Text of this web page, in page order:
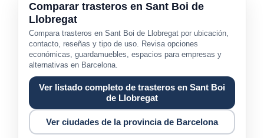
Comparar trasteros en Sant Boi de
Llobregat
Compara trasteros en Sant Boi de Llobregat por ubicación,
contacto, reseñas y tipo de uso. Revisa opciones
económicas, guardamuebles, espacios para empresas y
alternativas en Barcelona.
Ver listado completo de trasteros en Sant Boi
de Llobregat
Ver ciudades de la provincia de Barcelona